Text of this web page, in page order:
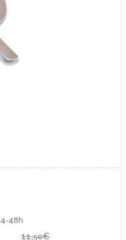
48h
11,50€